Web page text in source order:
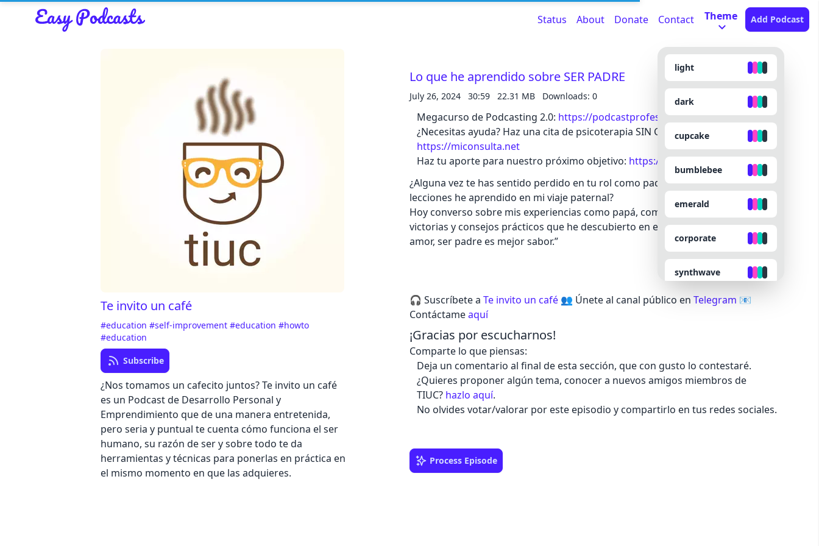
here
Cancel Save
Status About Donate Contact Theme
light
dark
cupcake
bumblebee
emerald
corporate
synthwave
retro
valentine
halloween
Add Podcast
Te invito un café
#education#self-improvement#education#howto
#education
Subscribe
¿Nos tomamos un cafecito juntos? Te invito un café
es un Podcast de Desarrollo Personal y
Emprendimiento que de una manera entretenida,
pero seria y puntual te cuenta cómo funciona el ser
humano, su razón de ser y sobre todo te da
herramientas y técnicas para ponerlas en práctica en
el mismo momento en que las adquieres.
Lo que he aprendido sobre SER PADRE
July 26, 2024 30:59 22.31 MB Downloads: 0
Megacurso de Podcasting 2.0: https://podcastprofesional.com/megacurso
¿Necesitas ayuda? Haz una cita de psicoterapia SIN COSTO en:
https://miconsulta.net
Haz tu aporte para nuestro próximo objetivo: https://sasuke.network
¿Alguna vez te has sentido perdido en tu rol como padre? ¿Quieres saber qué
lecciones he aprendido en mi viaje paternal?
Hoy converso sobre mis experiencias como papá, compartiendo errores,
victorias y consejos prácticos que he descubierto en el camino. “Con café y
amor, ser padre es mejor sabor.”
🎧 Suscríbete a Te invito un café 👥 Únete al canal público en Telegram 📧
Contáctameaquí
¡Gracias por escucharnos!
Comparte lo que piensas:
Deja un comentario al final de esta sección, que con gusto lo contestaré.
¿Quieres proponer algún tema, conocer a nuevos amigos miembros de
TIUC? hazlo aquí.
No olvides votar/valorar por este episodio y compartirlo en tus redes sociales.
Process Episode